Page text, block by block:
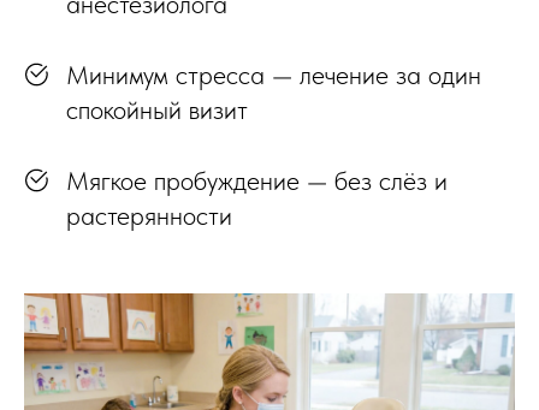
Минимум стресса — лечение за один
спокойный визит
Мягкое пробуждение — без слёз и
растерянности